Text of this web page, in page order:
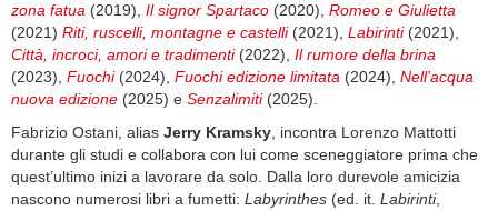
zona fatua (2019), Il signor Spartaco (2020), Romeo e Giulietta
(2021) Riti, ruscelli, montagne e castelli(2021), Labirinti(2021),
Città, incroci, amori e tradimenti(2022), Il rumore della brina
(2023), Fuochi(2024), Fuochi edizione limitata (2024), Nell’acqua
nuova edizione (2025) e Senzalimiti (2025).
Fabrizio Ostani, alias Jerry Kramsky, incontra Lorenzo Mattotti
durante gli studi e collabora con lui come sceneggiatore prima che
quest’ultimo inizi a lavorare da solo. Dalla loro durevole amicizia
nascono numerosi libri a fumetti: Labyrinthes (ed. it. Labirinti,